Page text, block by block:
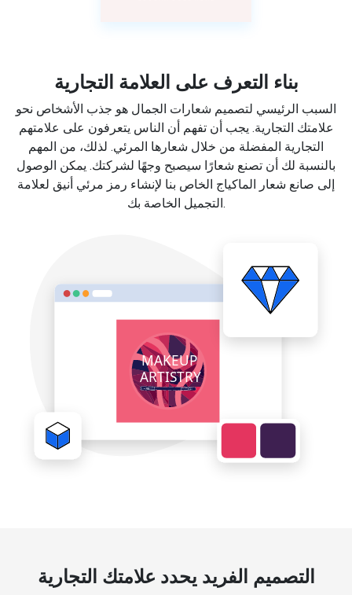
بناء التعرف على العلامة التجارية
السبب الرئيسي لتصميم شعارات الجمال هو جذب الأشخاص نحو
علامتك التجارية. يجب أن تفهم أن الناس يتعرفون على علامتهم
التجارية المفضلة من خلال شعارها المرئي. لذلك، من المهم
بالنسبة لك أن تصنع شعارًا سيصبح وجهًا لشركتك. يمكن الوصول
إلى صانع شعار الماكياج الخاص بنا لإنشاء رمز مرئي أنيق لعلامة
التجميل الخاصة بك.
التصميم الفريد يحدد علامتك التجارية